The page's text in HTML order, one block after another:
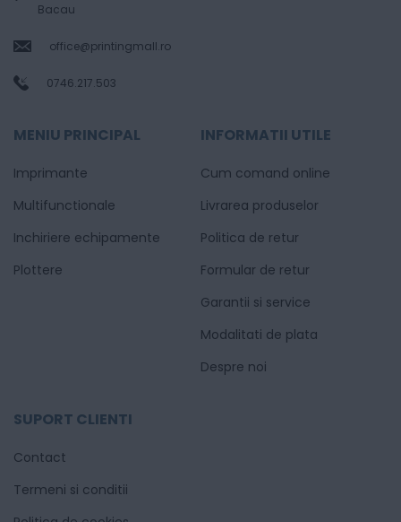
Bacau
office@printingmall.ro
0746.217.503
MENIU PRINCIPAL
Imprimante
Multifunctionale
Inchiriere echipamente
Plottere
INFORMATII UTILE
Cum comand online
Livrarea produselor
Politica de retur
Formular de retur
Garantii si service
Modalitati de plata
Despre noi
SUPORT CLIENTI
Contact
Termeni si conditii